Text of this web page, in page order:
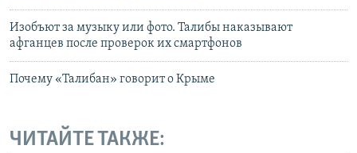
Изобъют за музыку или фото. Талибы наказывают
афганцев после проверок их смартфонов
Почему «Талибан» говорит о Крыме
ЧИТАЙТЕ ТАКЖЕ: